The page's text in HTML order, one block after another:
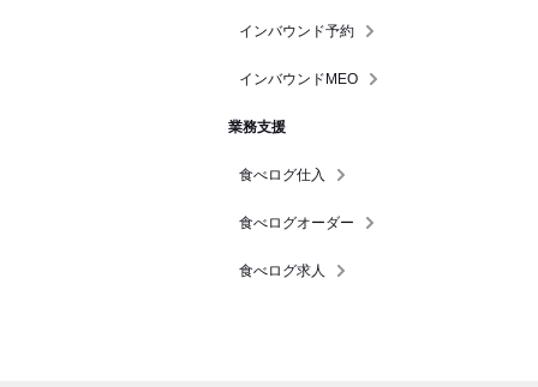
インバウンド予約
インバウンドMEO
業務支援
食べログ仕入
食べログオーダー
食べログ求人